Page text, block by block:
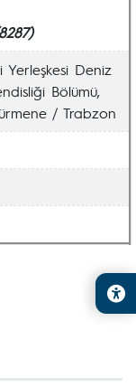
Deniz
Bölümü,
/ Trabzon